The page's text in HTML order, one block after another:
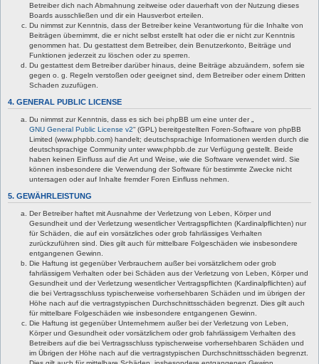
Betreiber dich nach Abmahnung zeitweise oder dauerhaft von der Nutzung dieses
Boards ausschließen und dir ein Hausverbot erteilen.
Du nimmst zur Kenntnis, dass der Betreiber keine Verantwortung für die Inhalte von
Beiträgen übernimmt, die er nicht selbst erstellt hat oder die er nicht zur Kenntnis
genommen hat. Du gestattest dem Betreiber, dein Benutzerkonto, Beiträge und
Funktionen jederzeit zu löschen oder zu sperren.
Du gestattest dem Betreiber darüber hinaus, deine Beiträge abzuändern, sofern sie
gegen o. g. Regeln verstoßen oder geeignet sind, dem Betreiber oder einem Dritten
Schaden zuzufügen.
4. GENERAL PUBLIC LICENSE
Du nimmst zur Kenntnis, dass es sich bei phpBB um eine unter der „
GNU General Public License v2“ (GPL) bereitgestellten Foren-Software von phpBB
Limited (www.phpbb.com) handelt; deutschsprachige Informationen werden durch die
deutschsprachige Community unter www.phpbb.de zur Verfügung gestellt. Beide
haben keinen Einfluss auf die Art und Weise, wie die Software verwendet wird. Sie
können insbesondere die Verwendung der Software für bestimmte Zwecke nicht
untersagen oder auf Inhalte fremder Foren Einfluss nehmen.
5. GEWÄHRLEISTUNG
Der Betreiber haftet mit Ausnahme der Verletzung von Leben, Körper und
Gesundheit und der Verletzung wesentlicher Vertragspflichten (Kardinalpflichten) nur
für Schäden, die auf ein vorsätzliches oder grob fahrlässiges Verhalten
zurückzuführen sind. Dies gilt auch für mittelbare Folgeschäden wie insbesondere
entgangenen Gewinn.
Die Haftung ist gegenüber Verbrauchern außer bei vorsätzlichem oder grob
fahrlässigem Verhalten oder bei Schäden aus der Verletzung von Leben, Körper und
Gesundheit und der Verletzung wesentlicher Vertragspflichten (Kardinalpflichten) auf
die bei Vertragsschluss typischerweise vorhersehbaren Schäden und im übrigen der
Höhe nach auf die vertragstypischen Durchschnittsschäden begrenzt. Dies gilt auch
für mittelbare Folgeschäden wie insbesondere entgangenen Gewinn.
Die Haftung ist gegenüber Unternehmern außer bei der Verletzung von Leben,
Körper und Gesundheit oder vorsätzlichem oder grob fahrlässigem Verhalten des
Betreibers auf die bei Vertragsschluss typischerweise vorhersehbaren Schäden und
im Übrigen der Höhe nach auf die vertragstypischen Durchschnittsschäden begrenzt.